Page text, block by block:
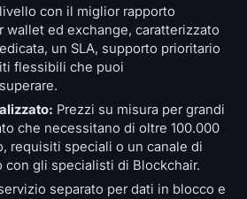
con il miglior rapporto
wallet ed exchange, caratterizzato
un SLA, supporto prioritario
flessibili che puoi
Prezzi su misura per grandi
che necessitano di oltre 100.000
requisiti speciali o un canale di
con gli specialisti di Blockchair.
separato per dati in blocco e